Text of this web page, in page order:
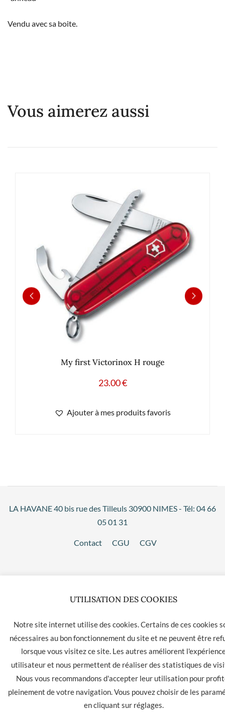
Vendu avec sa boite.
Vous aimerez aussi
My first Victorinox H rouge
23.00€
Ajouter à mes produits favoris
LA HAVANE 40 bis rue des Tilleuls 30900 NIMES - Tél: 04 66
05 01 31
Contact CGU CGV
UTILISATION DES COOKIES
Notre site internet utilise des cookies. Certains de ces cookies
nécessaires au bon fonctionnement du site et ne peuvent être
lorsque vous visitez ce site. Les autres améliorent
utilisateur et nous permettent de réaliser des statistiques de
Nous vous recommandons d'accepter leur utilisation pour
pleinement de votre navigation. Vous pouvez choisir de les
en cliquant sur réglages.